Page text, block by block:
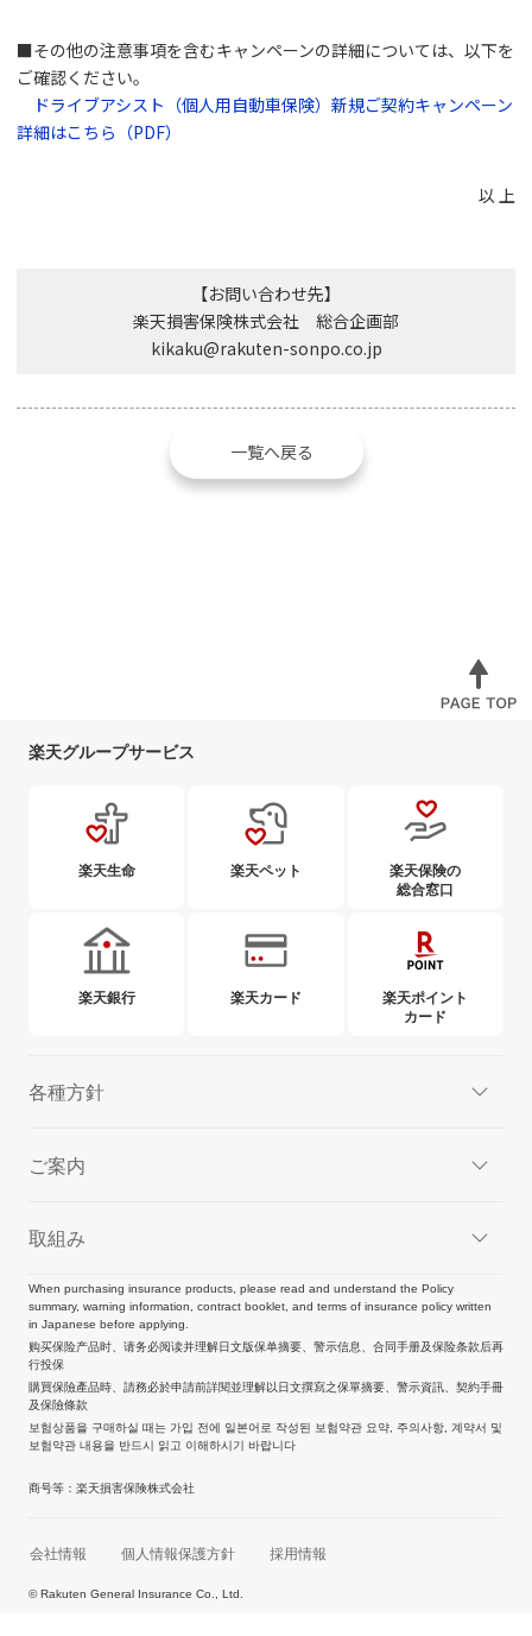
■その他の注意事項を含むキャンペーンの詳細については、以下を
ご確認ください。
ドライブアシスト（個人用自動車保険）新規ご契約キャンペーン
詳細はこちら（PDF）
以 上
【お問い合わせ先】
楽天損害保険株式会社 総合企画部
kikaku@rakuten-sonpo.co.jp
一覧へ戻る
楽天グループサービス
楽天生命 楽天ペット
楽天保険の
総合窓口
楽天銀行 楽天カード
楽天ポイント
カード
各種方針
ご案内
取組み
When purchasing insurance products, please read and understand the Policy
summary, warning information, contract booklet, and terms of insurance policy written
in Japanese before applying.
购买保险产品时、请务必阅读并理解日文版保单摘要、警示信息、合同手册及保险条款后再
行投保
購買保險產品時、請務必於申請前詳閱並理解以日文撰寫之保單摘要、警示資訊、契約手冊
及保險條款
보험상품을 구매하실 때는 가입 전에 일본어로 작성된 보험약관 요약, 주의사항, 계약서 및
보험약관 내용을 반드시 읽고 이해하시기 바랍니다
商号等：楽天損害保険株式会社
会社情報 個人情報保護方針 採用情報
© Rakuten General Insurance Co., Ltd.